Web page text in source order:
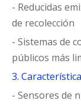
- Reducidas
de recolección
- Sistemas de
públicos más
3.
- Sensores de